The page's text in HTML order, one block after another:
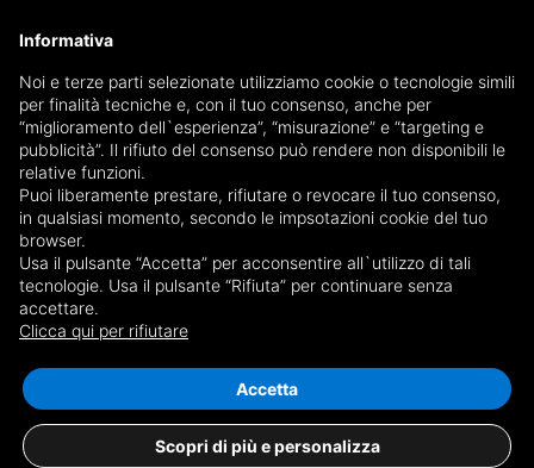
Receive a copy of the newspaper by mail
Choose newspaper
1 result for
Grumolo delle Abbadesse
Informativa
Noi e terze parti selezionate utilizziamo cookie o tecnologie simili
per finalità tecniche e, con il tuo consenso, anche per
“miglioramento dell`esperienza”, “misurazione” e “targeting e
pubblicità”. Il rifiuto del consenso può rendere non disponibili le
relative funzioni.
Puoi liberamente prestare, rifiutare o revocare il tuo consenso,
in qualsiasi momento, secondo le impsotazioni cookie del tuo
browser.
Usa il pulsante “Accetta” per acconsentire all`utilizzo di tali
tecnologie. Usa il pulsante “Rifiuta” per continuare senza
accettare.
Clicca qui per rifiutare
Scopri di più e personalizza
Accetta